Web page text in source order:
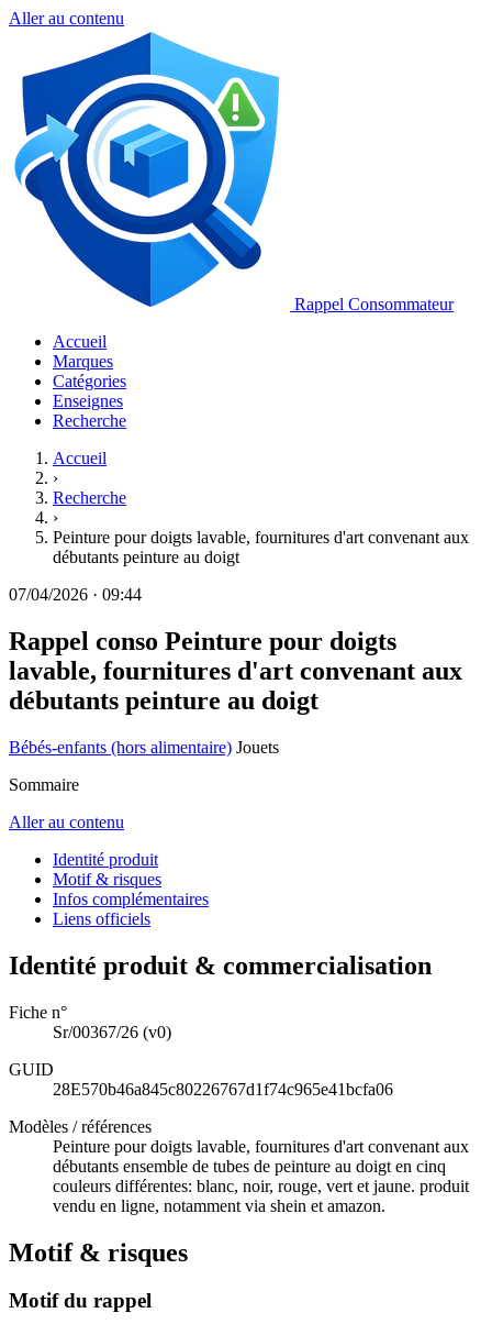
Aller au contenu
Rappel Consommateur
Accueil
Marques
Catégories
Enseignes
Recherche
Accueil
›
Recherche
›
Peinture pour doigts lavable, fournitures d'art convenant aux
débutants peinture au doigt
07/04/2026 · 09:44
Rappel conso Peinture pour doigts
lavable, fournitures d'art convenant aux
débutants peinture au doigt
Bébés-enfants (hors alimentaire) Jouets
Sommaire
Aller au contenu
Identité produit
Motif & risques
Infos complémentaires
Liens officiels
Identité produit & commercialisation
Fiche n°
Sr/00367/26 (v0)
GUID
28E570b46a845c80226767d1f74c965e41bcfa06
Modèles / références
Peinture pour doigts lavable, fournitures d'art convenant aux
débutants ensemble de tubes de peinture au doigt en cinq
couleurs différentes: blanc, noir, rouge, vert et jaune. produit
vendu en ligne, notamment via shein et amazon.
Motif & risques
Motif du rappel